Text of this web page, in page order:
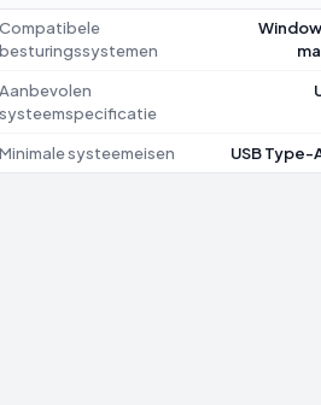
Compatibele
besturingssystemen
Aanbevolen
systeemspecificatie
Minimale systeemeisen USB